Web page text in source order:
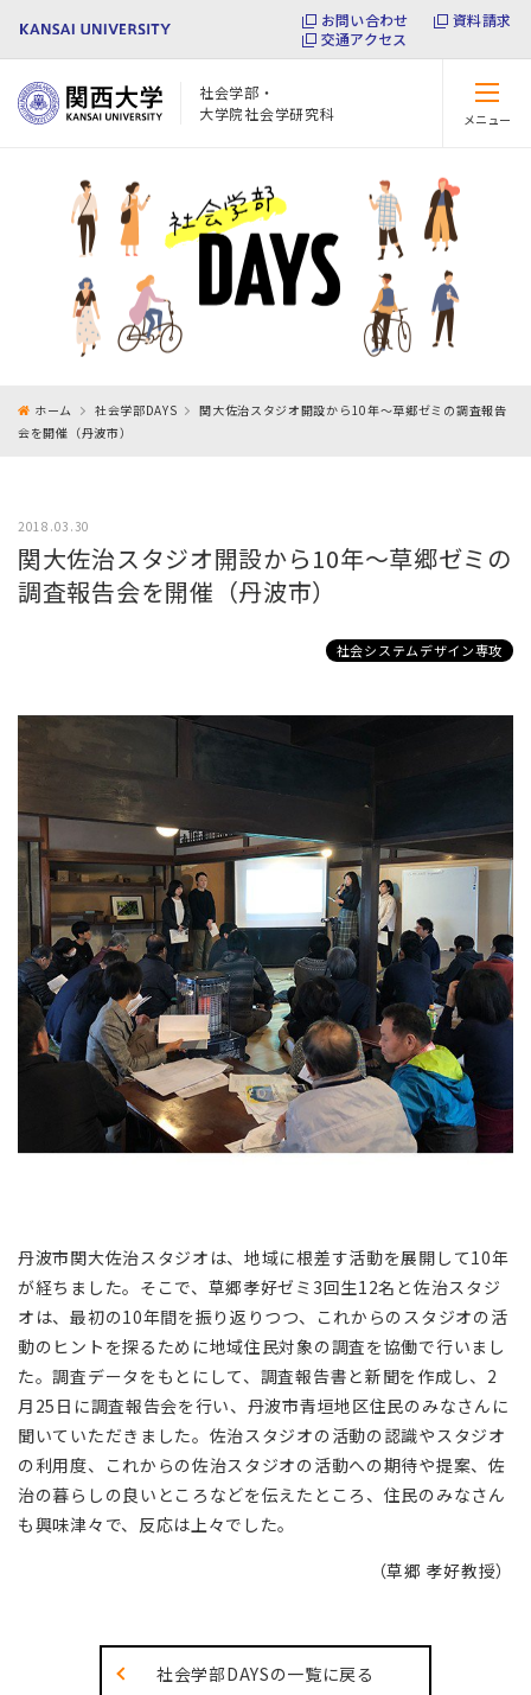
お問い合わせ
資料請求
交通アクセス
社会学部・
大学院社会学研究科
メニュー
ホーム 社会学部DAYS
関大佐治スタジオ開設から10年～草郷ゼミの調査報告
会を開催（丹波市）
2018.03.30
関大佐治スタジオ開設から10年～草郷ゼミの
調査報告会を開催（丹波市）
社会システムデザイン専攻
丹波市関大佐治スタジオは、地域に根差す活動を展開して10年
が経ちました。そこで、草郷孝好ゼミ3回生12名と佐治スタジ
オは、最初の10年間を振り返りつつ、これからのスタジオの活
動のヒントを探るために地域住民対象の調査を協働で行いまし
た。調査データをもとにして、調査報告書と新聞を作成し、2
月25日に調査報告会を行い、丹波市青垣地区住民のみなさんに
聞いていただきました。佐治スタジオの活動の認識やスタジオ
の利用度、これからの佐治スタジオの活動への期待や提案、佐
治の暮らしの良いところなどを伝えたところ、住民のみなさん
も興味津々で、反応は上々でした。
（草郷 孝好教授）
社会学部DAYSの一覧に戻る